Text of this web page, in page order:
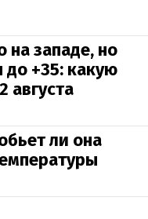
на западе, но
до +35: какую
августа
ли она